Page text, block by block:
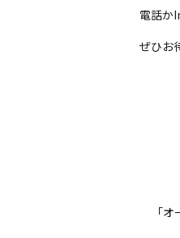
電話か
ぜひお
「